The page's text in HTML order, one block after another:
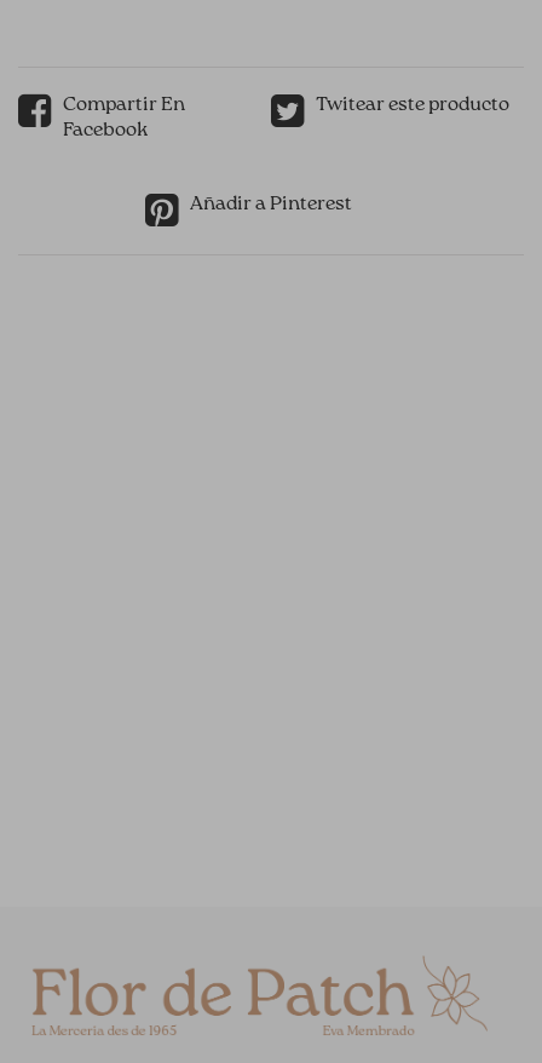
Compartir En
Facebook
Twitear este producto
Añadir a Pinterest